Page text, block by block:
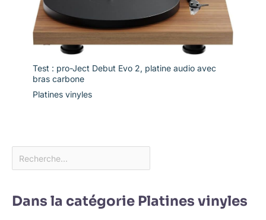
Test : pro-Ject Debut Evo 2, platine audio avec
bras carbone
Platines vinyles
Dans la catégorie Platines vinyles